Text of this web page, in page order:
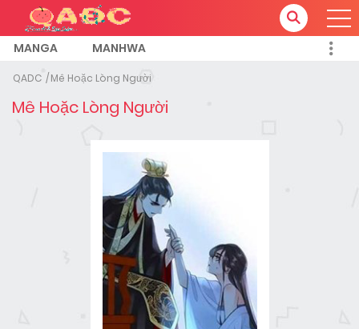
MANGA MANHWA
QADC Mê Hoặc Lòng Người
Mê Hoặc Lòng Người